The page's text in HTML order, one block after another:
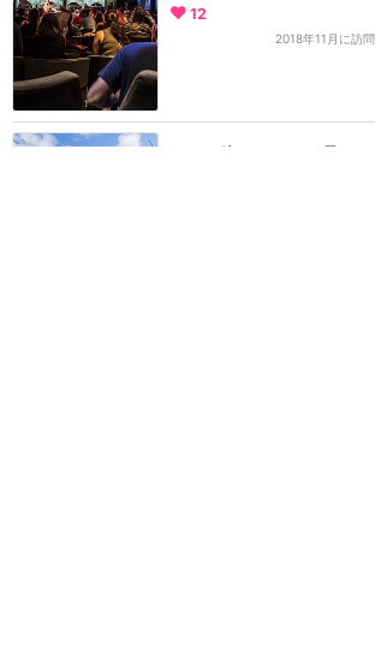
12
2018年11月に訪問
レアな姿のキャラも見れ